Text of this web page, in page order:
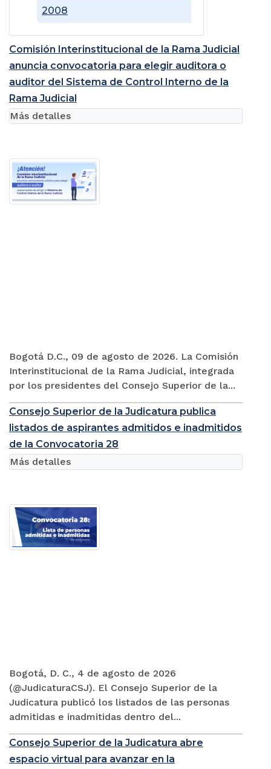
2008
Comisión Interinstitucional de la Rama Judicial
anuncia convocatoria para elegir auditora o
auditor del Sistema de Control Interno de la
Rama Judicial
Bogotá D.C., 09 de agosto de 2026. La Comisión
Interinstitucional de la Rama Judicial, integrada
por los presidentes del Consejo Superior de la...
Más detalles
Consejo Superior de la Judicatura publica
listados de aspirantes admitidos e inadmitidos
de la Convocatoria 28
Bogotá, D. C., 4 de agosto de 2026
(@JudicaturaCSJ). El Consejo Superior de la
Judicatura publicó los listados de las personas
admitidas e inadmitidas dentro del...
Más detalles
Consejo Superior de la Judicatura abre
espacio virtual para avanzar en la